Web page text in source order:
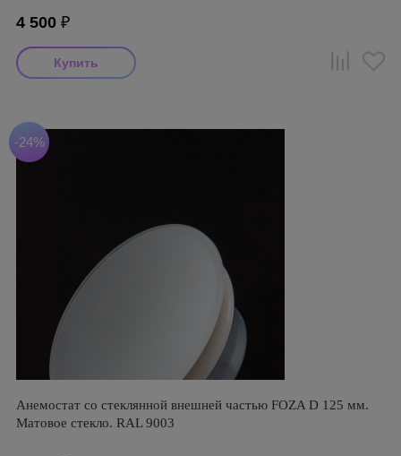
4 500 ₽
-24%
Анемостат со стеклянной внешней частью FOZA D 125 мм.
Матовое стекло. RAL 9003